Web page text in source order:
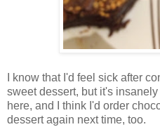
I know that I'd feel sick after
sweet dessert, but it's
here, and I think I'd order
dessert again next time, too.